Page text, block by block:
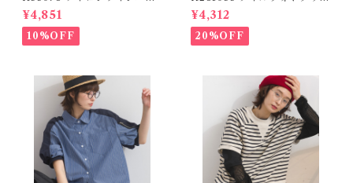
ツ / Nylon Line Pants (残り
わずか)
¥4,851
10%OFF
トイージーテーパードパンツ /
Twill Photo Print Easy Tap
ered Pants
¥4,312
20%OFF